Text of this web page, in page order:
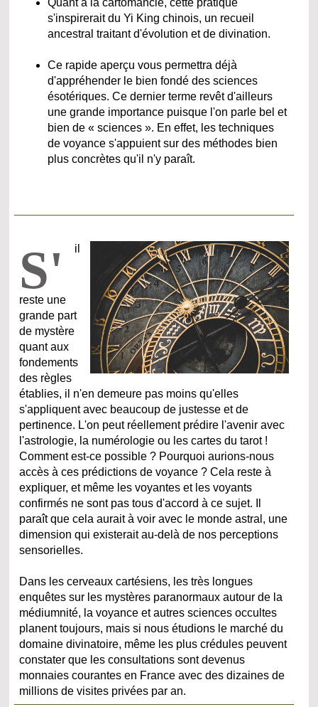
Quant à la cartomancie, cette pratique
s'inspirerait du Yi King chinois, un recueil
ancestral traitant d'évolution et de divination.
Ce rapide aperçu vous permettra déjà
d'appréhender le bien fondé des sciences
ésotériques. Ce dernier terme revêt d'ailleurs
une grande importance puisque l'on parle bel et
bien de « sciences ». En effet, les techniques
de voyance s'appuient sur des méthodes bien
plus concrètes qu'il n'y paraît.
S' il
reste une
grande part
de mystère
quant aux
fondements
des règles
établies, il n'en demeure pas moins qu'elles
s'appliquent avec beaucoup de justesse et de
pertinence. L'on peut réellement prédire l'avenir avec
l'astrologie, la numérologie ou les cartes du tarot !
Comment est-ce possible ? Pourquoi aurions-nous
accès à ces prédictions de voyance ? Cela reste à
expliquer, et même les voyantes et les voyants
confirmés ne sont pas tous d'accord à ce sujet. Il
paraît que cela aurait à voir avec le monde astral, une
dimension qui existerait au-delà de nos perceptions
sensorielles.
Dans les cerveaux cartésiens, les très longues
enquêtes sur les mystères paranormaux autour de la
médiumnité, la voyance et autres sciences occultes
planent toujours, mais si nous étudions le marché du
domaine divinatoire, même les plus crédules peuvent
constater que les consultations sont devenus
monnaies courantes en France avec des dizaines de
millions de visites privées par an.